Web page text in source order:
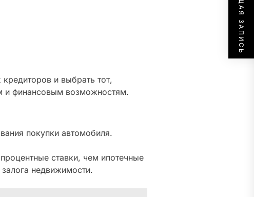
и выбрать тот,
и финансовым возможностям.
покупки автомобиля.
ставки, чем ипотечные
недвижимости.